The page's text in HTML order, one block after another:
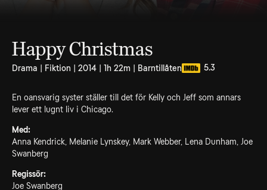
Happy Christmas
Drama | Fiktion | 2014 | 1h 22m | Barntillåten 5.3
En oansvarig syster ställer till det för Kelly och Jeff som annars
lever ett lugnt liv i Chicago.
Med:
Anna Kendrick, Melanie Lynskey, Mark Webber, Lena Dunham, Joe
Swanberg
Regissör:
Joe Swanberg